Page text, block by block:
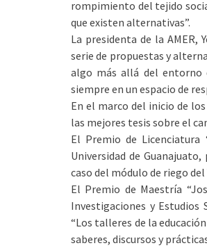
rompimiento del tejido
que existen alternativas”.
La presidenta de la AMER,
serie de propuestas y
algo más allá del entorno
siempre en un espacio de
En el marco del inicio de
las mejores tesis sobre el
El Premio de Licenciatura
Universidad de
caso del módulo de riego
El Premio de Maestría
Investigaciones y Estudios
“Los talleres de la
saberes, discursos y